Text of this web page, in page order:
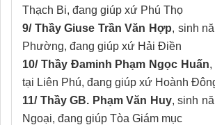
Thạch Bi, đang giúp xứ Phú Thọ
9/ Thầy Giuse Trần Văn Hợp, sinh
Phường, đang giúp xứ Hải Điền
10/ Thầy Đaminh Phạm Ngọc Huấn,
tại Liên Phú, đang giúp xứ Hoành
11/ Thầy GB. Phạm Văn Huy, sinh
Ngoại, đang giúp Tòa Giám mục